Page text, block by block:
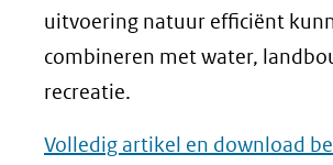
uitvoering natuur efficiënt
combineren met water,
recreatie.
Volledig artikel en download